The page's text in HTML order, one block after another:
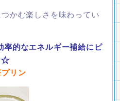
かむ楽しさを味わってい
率的なエネルギー補給にピ
リン